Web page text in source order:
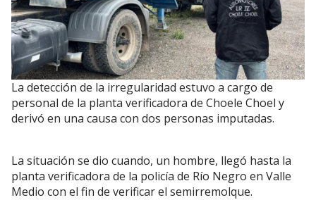
La detección de la irregularidad estuvo a cargo de
personal de la planta verificadora de Choele Choel y
derivó en una causa con dos personas imputadas.
La situación se dio cuando, un hombre, llegó hasta la
planta verificadora de la policía de Río Negro en Valle
Medio con el fin de verificar el semirremolque.